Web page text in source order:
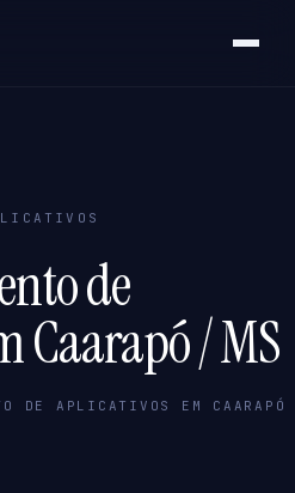
de
Caarapó / MS
DE APLICATIVOS EM CAARAPÓ